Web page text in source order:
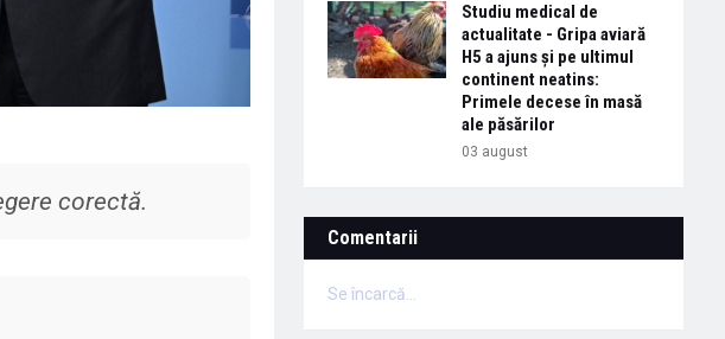
corectă.
Studiu medical de
actualitate - Gripa aviară
H5 a ajuns și pe ultimul
continent neatins:
Primele decese în masă
ale păsărilor
03 august
Comentarii
Se încarcă...